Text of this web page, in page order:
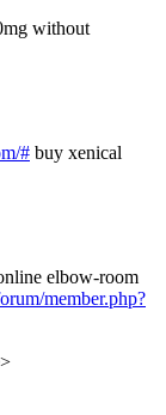
without
# buy xenical
elbow-room
member.php?